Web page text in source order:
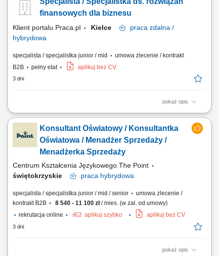
oprogramowania i usług wdrożeniowych dla uczelni wyższych, aktywne
poszukiwanie oraz pozyskiwanie nowych klientów, budowanie
finansowych dla biznesu
Klient portalu Praca.pl Kielce praca zdalna /
hybrydowa
specjalista / specjalistka junior / mid
umowa zlecenie / kontrakt
B2B
pełny etat aplikuj bez CV
3 dni
pokaż opis
Samodzielne docieranie do sektora przedsiębiorstw i doradztwo w
zakresie optymalizacji finansów (kredyty, leasing, faktoring). Rozwój
kompetencji doradczych zmierzający do samodzielnego zarządzania
pełnym portfolio usług bankowych. Prowadzenie rozmów handlowych
przez telefon z wykorzystaniem...
Konsultant Oświatowy / Konsultantka
Oświatowa / Menadżer Sprzedaży /
Menadżerka Sprzedaży
Centrum Kształcenia Językowego The Point
świętokrzyskie
praca hybrydowa
specjalista / specjalistka junior / mid / senior
umowa zlecenie /
kontrakt B2B
8 540 - 11 100 zł/ mies. (w zal. od umowy)
rekrutacja online
aplikuj szybko aplikuj bez CV
3 dni
pokaż opis